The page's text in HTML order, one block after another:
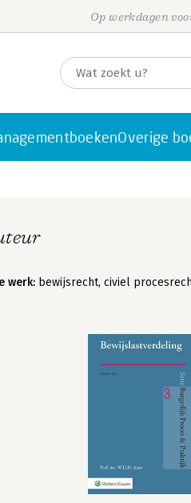
Op werkdagen
Overige
werk: bewijsrecht, civiel